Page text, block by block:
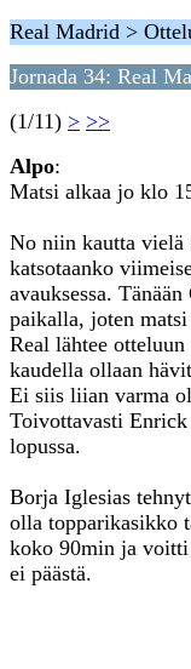
Real Madrid >
Jornada 34: Real
(1/11) > >>
Alpo:
Matsi alkaa jo klo
No niin kautta vielä
katsotaanko
avauksessa.
paikalla, joten
Real lähtee
kaudella ollaan
Ei siis liian varma
Toivottavasti
lopussa.
Borja Iglesias
olla topparikasikko
koko 90min ja voitti
ei päästä.